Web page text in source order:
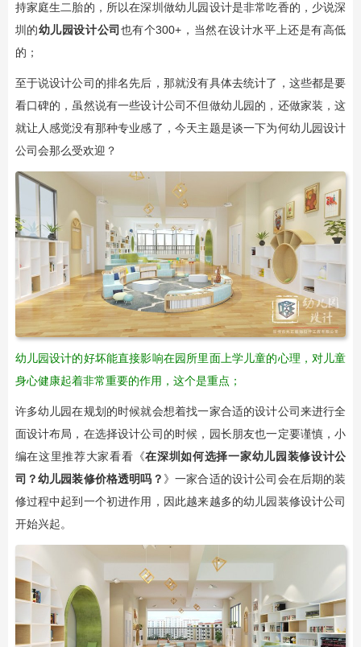
持家庭生二胎的，所以在深圳做幼儿园设计是非常吃香的，少说深
圳的幼儿园设计公司 也有个300+，当然在设计水平上还是有高低
的；
至于说设计公司的排名先后，那就没有具体去统计了，这些都是要
看口碑的，虽然说有一些设计公司不但做幼儿园的，还做家装，这
就让人感觉没有那种专业感了，今天主题是谈一下为何幼儿园设计
公司会那么受欢迎？
幼儿园设计的好坏能直接影响在园所里面上学儿童的心理，对儿童
身心健康起着非常重要的作用，这个是重点；
许多幼儿园在规划的时候就会想着找一家合适的设计公司来进行全
面设计布局，在选择设计公司的时候，园长朋友也一定要谨慎，小
编在这里推荐大家看看《在深圳如何选择一家幼儿园装修设计公
司？幼儿园装修价格透明吗？ 》一家合适的设计公司会在后期的装
修过程中起到一个初进作用，因此越来越多的幼儿园装修设计公司
开始兴起。